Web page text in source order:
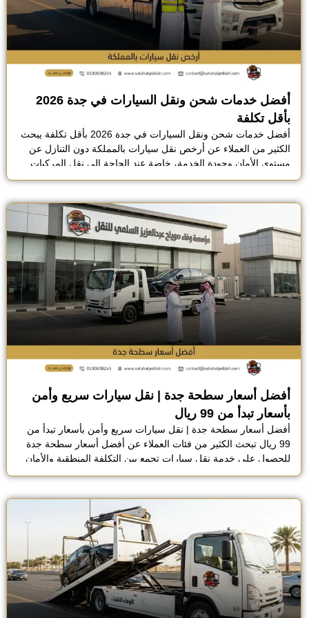
أفضل خدمات شحن ونقل السيارات في جدة 2026
بأقل تكلفة
أفضل خدمات شحن ونقل السيارات في جدة 2026 بأقل تكلفة يبحث
الكثير من العملاء عن أرخص نقل سيارات بالمملكة دون التنازل عن
مستوى الأمان وجودة الخدمة، خاصة عند الحاجة إلى نقل المركبات
بين المدن لمسافات طويلة، الحصول على سعر مناسب لا يعني
شركة نقل سيارات […]
أفضل أسعار سطحة جدة | نقل سيارات سريع وأمن
بأسعار تبدأ من 99 ريال
أفضل أسعار سطحة جدة | نقل سيارات سريع وأمن بأسعار تبدأ من
99 ريال تبحث الكثير من فئات العملاء عن أفضل أسعار سطحة جدة
للحصول على خدمة نقل سيارات تجمع بين التكلفة المنطقية والأمان
المطلوب للمركبة. توفر مؤسسة الوفاء للنقل حلول متنوعة لشحن
السطحة المستخدمة، سواء […]